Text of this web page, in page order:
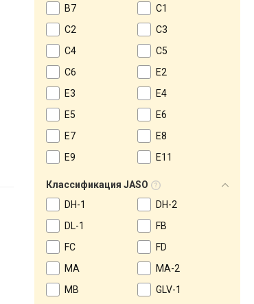
B7
C1
C2
C3
C4
C5
C6
E2
E3
E4
E5
E6
E7
E8
E9
E11
Классификация JASO
DH-1
DH-2
DL-1
FB
FC
FD
MA
MA-2
MB
GLV-1